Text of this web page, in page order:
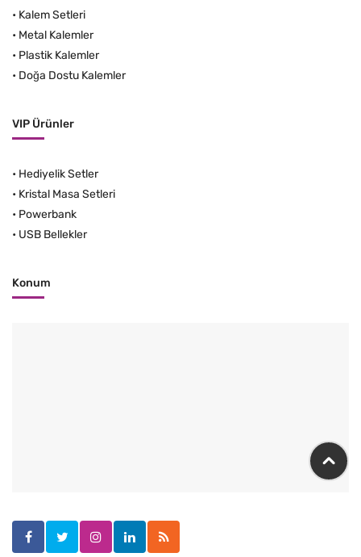
• Kalem Setleri
• Metal Kalemler
• Plastik Kalemler
• Doğa Dostu Kalemler
VIP Ürünler
• Hediyelik Setler
• Kristal Masa Setleri
• Powerbank
• USB Bellekler
Konum